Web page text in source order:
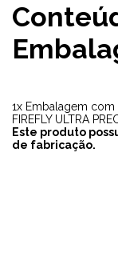
1x Embalagem
FIREFLY ULTRA
Este produto
de fabricação.